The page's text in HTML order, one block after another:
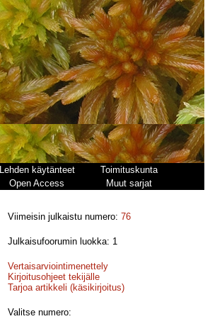
Lehden käytänteet
Toimituskunta
Open Access Muut sarjat
Viimeisin julkaistu numero:76
Julkaisufoorumin luokka: 1
Vertaisarviointimenettely
Kirjoitusohjeet tekijälle
Tarjoa artikkeli (käsikirjoitus)
Valitse numero: